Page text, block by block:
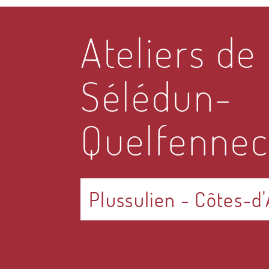
Ateliers de
Sélédun-
Quelfennec
Plussulien - Côtes-